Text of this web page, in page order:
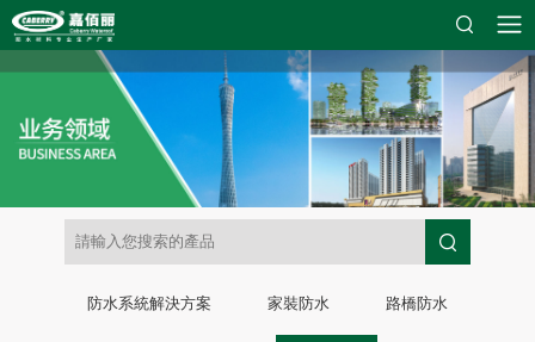
防水系統解決方案 家裝防水 路橋防水